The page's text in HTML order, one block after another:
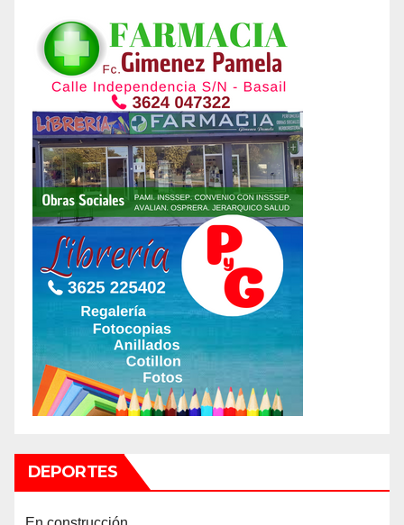
DEPORTES